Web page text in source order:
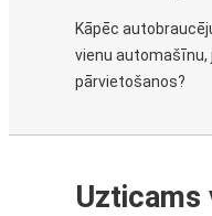
Kāpēc
vienu
pārvietošanos?
Uzticams